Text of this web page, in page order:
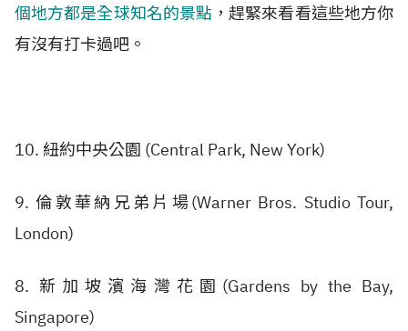
個地方都是全球知名的景點 ，趕緊來看看這些地方你
有沒有打卡過吧。
10. 紐約中央公園 (Central Park, New York)
9. 倫敦華納兄弟片場(Warner Bros. Studio Tour,
London)
8. 新加坡濱海灣花園(Gardens by the Bay,
Singapore)